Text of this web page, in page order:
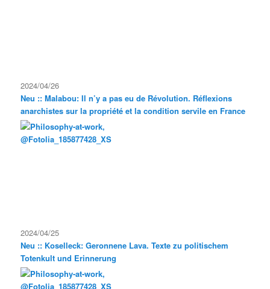
2024/04/26
Neu :: Malabou: Il n’y a pas eu de Révolution. Réflexions
anarchistes sur la propriété et la condition servile en France
2024/04/25
Neu :: Koselleck: Geronnene Lava. Texte zu politischem
Totenkult und Erinnerung